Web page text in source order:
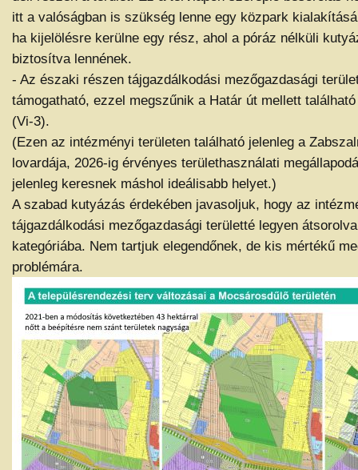
itt a valóságban is szükség lenne egy közpark
ha kijelölésre kerülne egy rész, ahol a póráz nélküli
biztosítva lennének.
- Az északi részen tájgazdálkodási mezőgazdasági
támogatható, ezzel megszűnik a Határ út mellett
(Vi-3).
(Ezen az intézményi területen található jelenleg a
lovardája, 2026-ig érvényes területhasználati
jelenleg keresnek máshol ideálisabb helyet.)
A szabad kutyázás érdekében javasoljuk, hogy az
tájgazdálkodási mezőgazdasági területté legyen
kategóriába. Nem tartjuk elegendőnek, de kis mértékű
problémára.